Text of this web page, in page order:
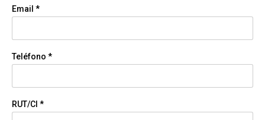
Email *
Teléfono *
RUT/CI *